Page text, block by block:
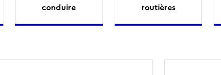
conduire
routières